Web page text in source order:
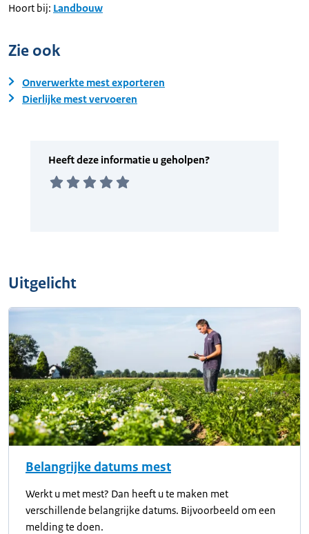
Hoort bij: Landbouw
Zie ook
Onverwerkte mest exporteren
Dierlijke mest vervoeren
Uitgelicht
Belangrijke datums mest
Werkt u met mest? Dan heeft u te maken met
verschillende belangrijke datums. Bijvoorbeeld om een
melding te doen.